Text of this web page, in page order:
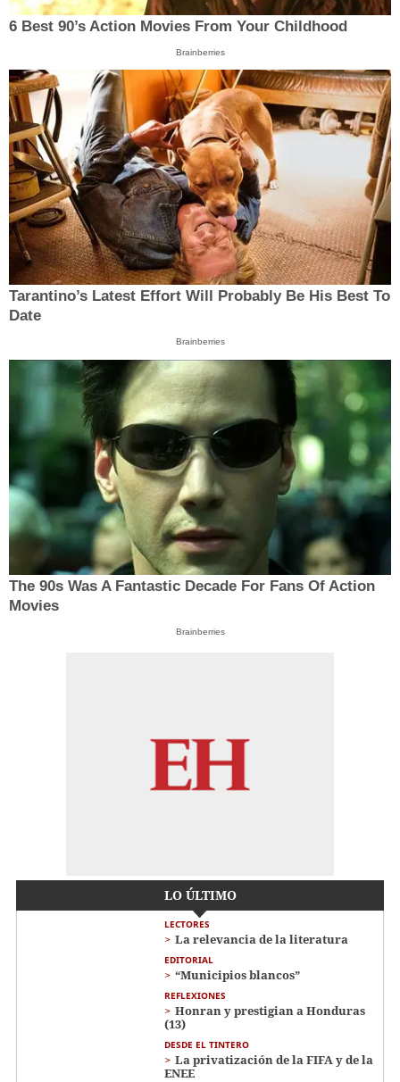
6 Best 90’s Action Movies From Your Childhood
Brainberries
Tarantino’s Latest Effort Will Probably Be His Best To
Date
Brainberries
The 90s Was A Fantastic Decade For Fans Of Action
Movies
Brainberries
LO ÚLTIMO
LECTORES
La relevancia de la literatura
EDITORIAL
“Municipios blancos”
REFLEXIONES
Honran y prestigian a Honduras
(13)
DESDE EL TINTERO
La privatización de la FIFA y de la
ENEE